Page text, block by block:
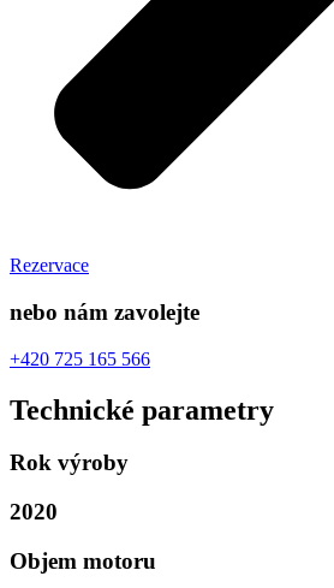
Rezervace
nebo nám zavolejte
+420 725 165 566
Technické parametry
Rok výroby
2020
Objem motoru